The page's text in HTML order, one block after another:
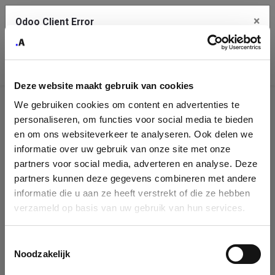
Deze website maakt gebruik van cookies
We gebruiken cookies om content en advertenties te
personaliseren, om functies voor social media te bieden
en om ons websiteverkeer te analyseren. Ook delen we
informatie over uw gebruik van onze site met onze
partners voor social media, adverteren en analyse. Deze
partners kunnen deze gegevens combineren met andere
informatie die u aan ze heeft verstrekt of die ze hebben
verzameld op basis van uw gebruik van hun services.
Noodzakelijk
Company
Identification
Please fill in your company details
You can search a company in our database by name, VAT or
enterprise ID. When a company is selected it will auto-complete the
form. If you don't find your company in our database, you can create
Odoo Client Error ×
service.
See details
Ok